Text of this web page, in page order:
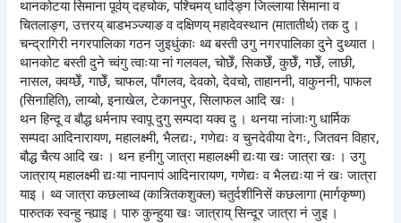
थानकोटया सिमाना पूर्वय् दहचोक, पश्चिमय् धादिङ्ग जिल्लाया सिमाना व
चितलाङ्ग, उत्तरय् बाडभञ्ज्याङ व दक्षिणय् महादेवस्थान (मातातीर्थ) तक दु ।
चन्द्रागिरी नगरपालिका गठन जुइधुंकाः थ्व बस्ती उगु नगरपालिका दुने दुथ्यात ।
थानकोट बस्ती दुने च्वंगु त्वाःया नां गलवल, चोछेँ, सिकछेँ, कुछेँ, गछेँ, लाछी,
नासल, क्वय्छेँ, गाछेँ, चाफल, पाँगलव, देवको, देवचो, ताहाननी, वाकुननी, पाफल
(सिनाहिति), लाय्बो, इनाखेल, टेकानपुर, सिलाफल आदि खः ।
थन हिन्दू व बौद्ध धर्मनाप स्वापू दुगु सम्पदा यक्व दु । थनया नांजाःगु धार्मिक
सम्पदा आदिनारायण, महालक्ष्मी, भैलद्यः, गणेद्यः व चुनदेवीया देगः, जितवन विहार,
बौद्ध चैत्य आदि खः । थन हनीगु जात्रा महालक्ष्मी द्यःया खः जात्रा खः । उगु
जात्राय् महालक्ष्मी द्यःया नापनापं आदिनारायण, गणेद्यः व भैलद्यःया नं खः जात्रा
याइ । थ्व जात्रा कछलाथ्व (कात्र्तिकशुक्ल) चतुर्दशीनिसें कछलागा (मार्गकृष्ण)
पारुतक स्वन्हु न्ह्याइ । पारु कुन्हुया खः जात्राय् सिन्दूर जात्रा नं जुइ ।